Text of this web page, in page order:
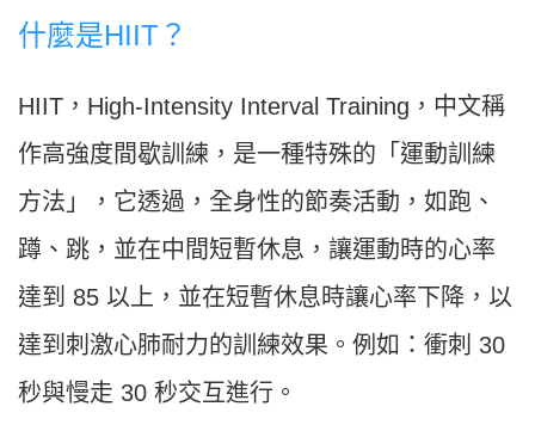
什麼是HIIT？
HIIT，High-Intensity Interval Training，中文稱
作高強度間歇訓練，是一種特殊的「運動訓練
方法」，它透過，全身性的節奏活動，如跑、
蹲、跳，並在中間短暫休息，讓運動時的心率
達到 85 以上，並在短暫休息時讓心率下降，以
達到刺激心肺耐力的訓練效果。例如：衝刺 30
秒與慢走 30 秒交互進行。